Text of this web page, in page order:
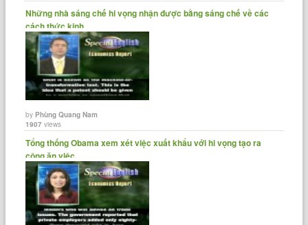
Những nhà sáng chế hi vọng nhận được bằng sáng chế về các
cách thức kinh......
byPhùng Quang Nam
1907 views
Tổng thống Obama xem xét việc xuất khẩu với hi vọng tạo ra
công ăn việc......